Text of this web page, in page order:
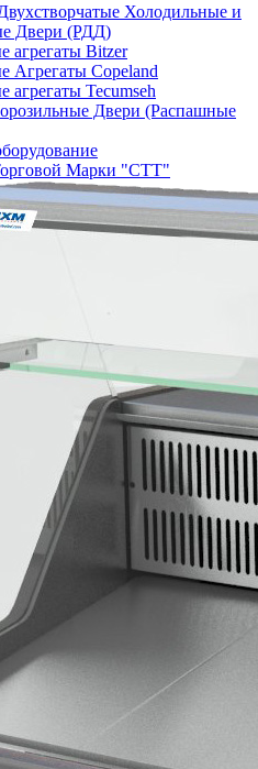
Холодильные и
Двери (РДД)
агрегаты Bitzer
Агрегаты Copeland
агрегаты Tecumseh
Двери (Распашные
Марки "СТТ"